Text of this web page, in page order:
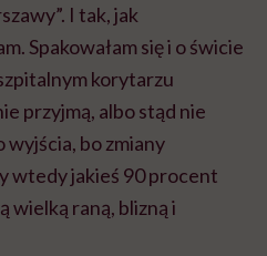
I tak, jak
Spakowałam się i o świcie
korytarzu
przyjmą, albo stąd nie
wyjścia, bo zmiany
wtedy jakieś 90 procent
wielką raną, blizną i